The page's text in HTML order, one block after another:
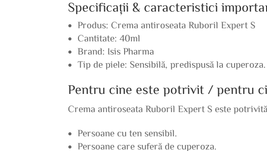
Specificații & caracteristici
Produs: Crema antiroseata Ruboril Expert S
Cantitate: 40ml
Brand: Isis Pharma
Tip de piele: Sensibilă, predispusă la cuperoza.
Pentru cine este potrivit / pentru
Crema antiroseata Ruboril Expert S este
Persoane cu ten sensibil.
Persoane care suferă de cuperoza.